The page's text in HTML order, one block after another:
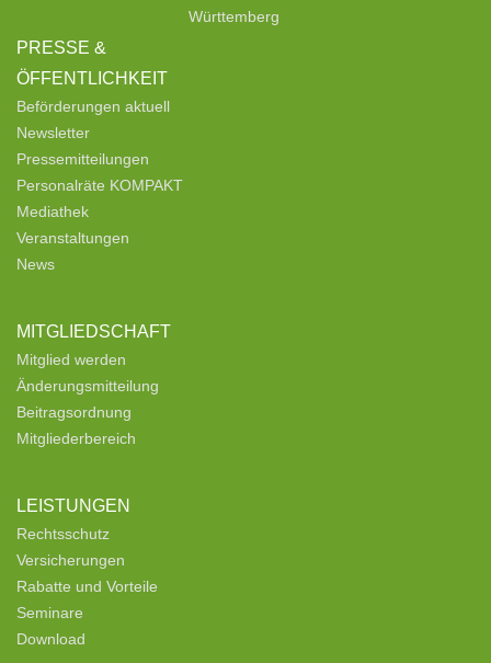
PRESSE &
ÖFFENTLICHKEIT
Beförderungen aktuell
Newsletter
Pressemitteilungen
Personalräte KOMPAKT
Mediathek
Veranstaltungen
News
MITGLIEDSCHAFT
Mitglied werden
Änderungsmitteilung
Beitragsordnung
Mitgliederbereich
LEISTUNGEN
Rechtsschutz
Versicherungen
Rabatte und Vorteile
Seminare
Download
Württemberg